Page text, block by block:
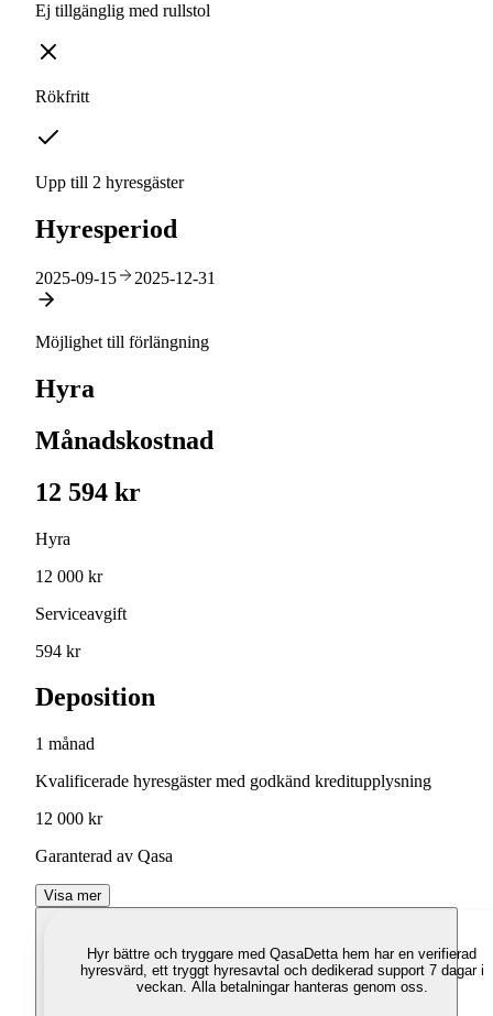
Ej tillgänglig med rullstol
Rökfritt
Upp till 2 hyresgäster
Hyresperiod
2025-09-15 2025-12-31
Möjlighet till förlängning
Hyra
Månadskostnad
12 594 kr
Hyra
12 000 kr
Serviceavgift
594 kr
Deposition
1 månad
Kvalificerade hyresgäster med godkänd kreditupplysning
12 000 kr
Garanterad av Qasa
Visa mer
Hyr bättre och tryggare med QasaDetta hem har en verifierad
hyresvärd, ett tryggt hyresavtal och dedikerad support 7 dagar i
veckan. Alla betalningar hanteras genom oss.